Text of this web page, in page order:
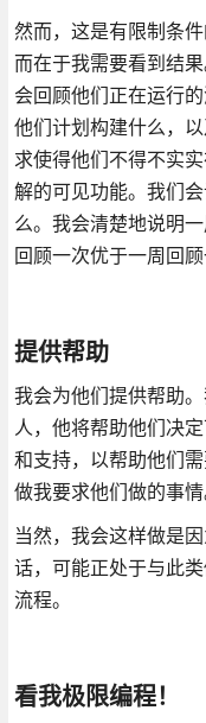
然而，这是有限制条
而在于我需要看到结
会回顾他们正在运行
他们计划构建什么，
求使得他们不得不实
解的可见功能。我们
么。我会清楚地说明
回顾一次优于一周回顾
提供帮助
我会为他们提供帮助
人，他将帮助他们决
和支持，以帮助他们
做我要求他们做的事情
当然，我会这样做是
话，可能正处于与此
流程。
看我极限编程！